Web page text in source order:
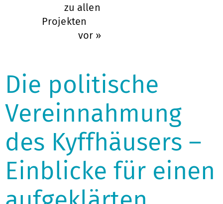
zu allen
Projekten
vor »
Die politische
Vereinnahmung
des Kyffhäusers –
Einblicke für einen